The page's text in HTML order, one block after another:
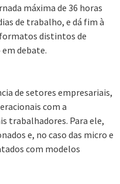
máxima de 36 horas
de trabalho, e dá fim à
distintos de
debate.
de setores empresariais,
com a
trabalhadores. Para ele,
e, no caso das micro e
com modelos